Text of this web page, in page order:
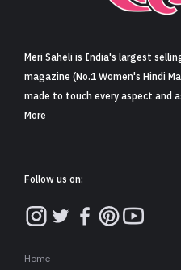
कुछ महीनों बाद
मोहल्ले पानी में
सरकार नहीं पहुंची,
पहुंचा
विश्वविद्यालय में पर